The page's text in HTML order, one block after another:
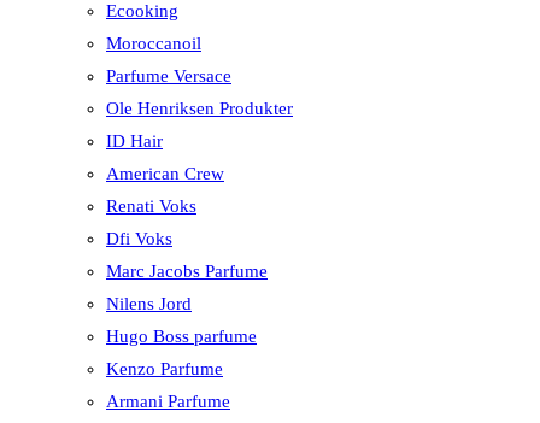
Ecooking
Moroccanoil
Parfume Versace
Ole Henriksen Produkter
ID Hair
American Crew
Renati Voks
Dfi Voks
Marc Jacobs Parfume
Nilens Jord
Hugo Boss parfume
Kenzo Parfume
Armani Parfume